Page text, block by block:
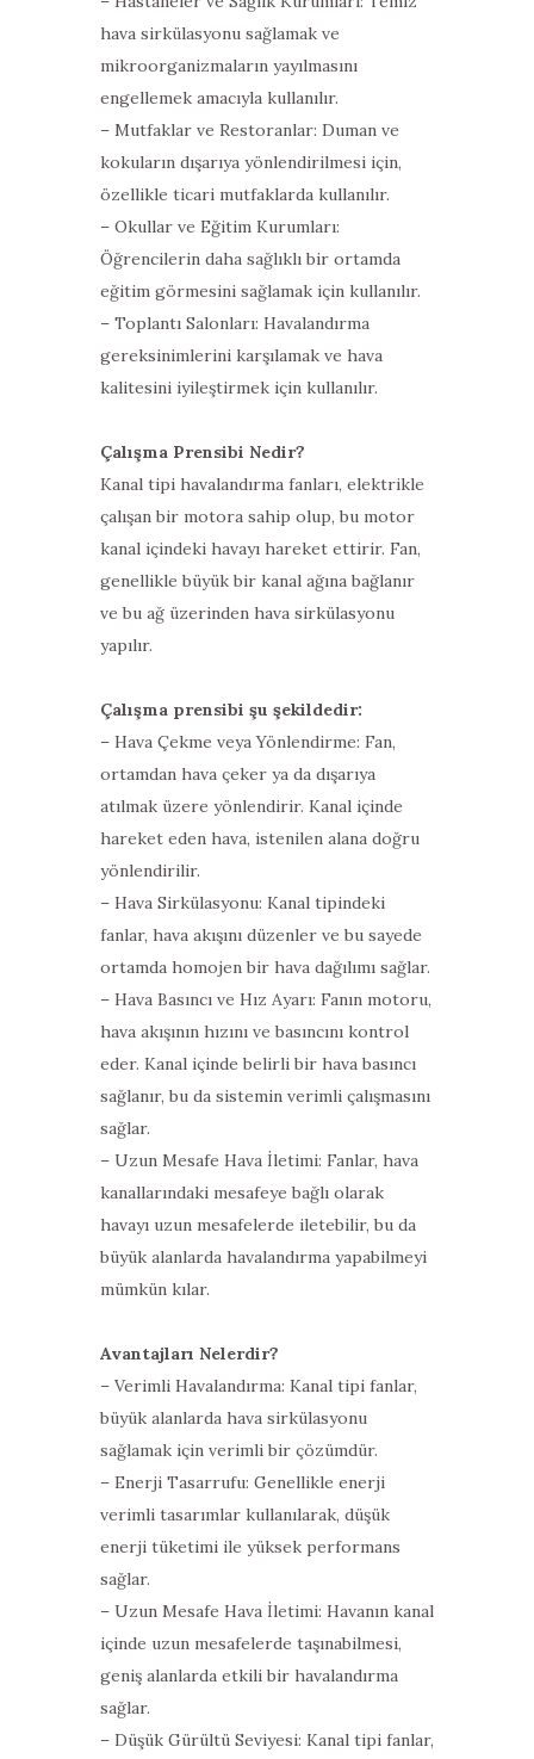
hava sirkülasyonu sağlamak ve
mikroorganizmaların yayılmasını
engellemek amacıyla kullanılır.
– Mutfaklar ve Restoranlar: Duman ve
kokuların dışarıya yönlendirilmesi için,
özellikle ticari mutfaklarda kullanılır.
– Okullar ve Eğitim Kurumları:
Öğrencilerin daha sağlıklı bir ortamda
eğitim görmesini sağlamak için kullanılır.
– Toplantı Salonları: Havalandırma
gereksinimlerini karşılamak ve hava
kalitesini iyileştirmek için kullanılır.
Çalışma Prensibi Nedir?
Kanal tipi havalandırma fanları, elektrikle
çalışan bir motora sahip olup, bu motor
kanal içindeki havayı hareket ettirir. Fan,
genellikle büyük bir kanal ağına bağlanır
ve bu ağ üzerinden hava sirkülasyonu
yapılır.
Çalışma prensibi şu şekildedir:
– Hava Çekme veya Yönlendirme: Fan,
ortamdan hava çeker ya da dışarıya
atılmak üzere yönlendirir. Kanal içinde
hareket eden hava, istenilen alana doğru
yönlendirilir.
– Hava Sirkülasyonu: Kanal tipindeki
fanlar, hava akışını düzenler ve bu sayede
ortamda homojen bir hava dağılımı sağlar.
– Hava Basıncı ve Hız Ayarı: Fanın motoru,
hava akışının hızını ve basıncını kontrol
eder. Kanal içinde belirli bir hava basıncı
sağlanır, bu da sistemin verimli çalışmasını
sağlar.
– Uzun Mesafe Hava İletimi: Fanlar, hava
kanallarındaki mesafeye bağlı olarak
havayı uzun mesafelerde iletebilir, bu da
büyük alanlarda havalandırma yapabilmeyi
mümkün kılar.
Avantajları Nelerdir?
– Verimli Havalandırma: Kanal tipi fanlar,
büyük alanlarda hava sirkülasyonu
sağlamak için verimli bir çözümdür.
– Enerji Tasarrufu: Genellikle enerji
verimli tasarımlar kullanılarak, düşük
enerji tüketimi ile yüksek performans
sağlar.
– Uzun Mesafe Hava İletimi: Havanın kanal
içinde uzun mesafelerde taşınabilmesi,
geniş alanlarda etkili bir havalandırma
sağlar.
– Düşük Gürültü Seviyesi: Kanal tipi fanlar,